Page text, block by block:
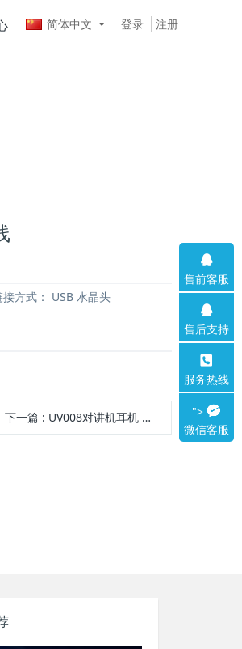
登录 注册
简体中文
方式： USB 水晶头
下一篇 : UV008对讲机耳机 GP对讲机耳机 针式对讲机耳机 MOTO对讲机耳机
售前客服
售后支持
服务热线
">
微信客服